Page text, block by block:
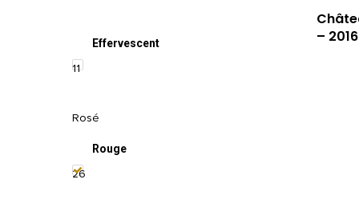
Effervescent
11
Rosé
Rouge
26
– 2016